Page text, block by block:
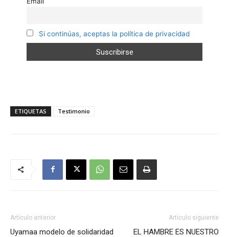
Si continúas, aceptas la política de privacidad
ETIQUETAS Testimonio
Artículo anterior
Uyamaa modelo de solidaridad
Artículo siguiente
EL HAMBRE ES NUESTRO